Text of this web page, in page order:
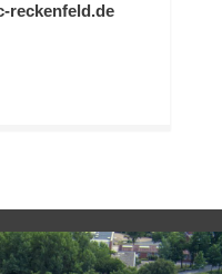
reckenfeld.de